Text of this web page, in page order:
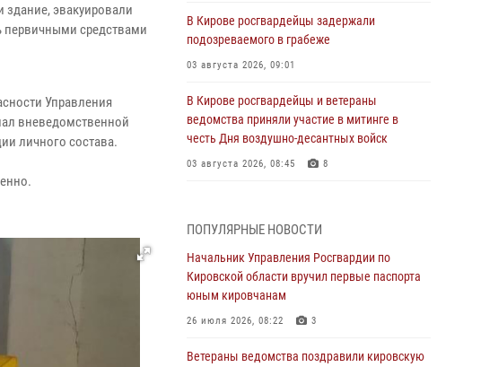
эвакуировали
первичными средствами
Управления
вневедомственной
личного состава.
В Кирове росгвардейцы задержали
подозреваемого в грабеже
03 августа 2026, 09:01
В Кирове росгвардейцы и ветераны
ведомства приняли участие в митинге в
честь Дня воздушно-десантных войск
03 августа 2026, 08:45 8
1 августа – День дежурной службы войск
национальной гвардии Российской
Федерации
ПОПУЛЯРНЫЕ НОВОСТИ
Начальник Управления Росгвардии по
Кировской области вручил первые паспорта
юным кировчанам
26 июля 2026, 08:22 3
Ветераны ведомства поздравили кировскую